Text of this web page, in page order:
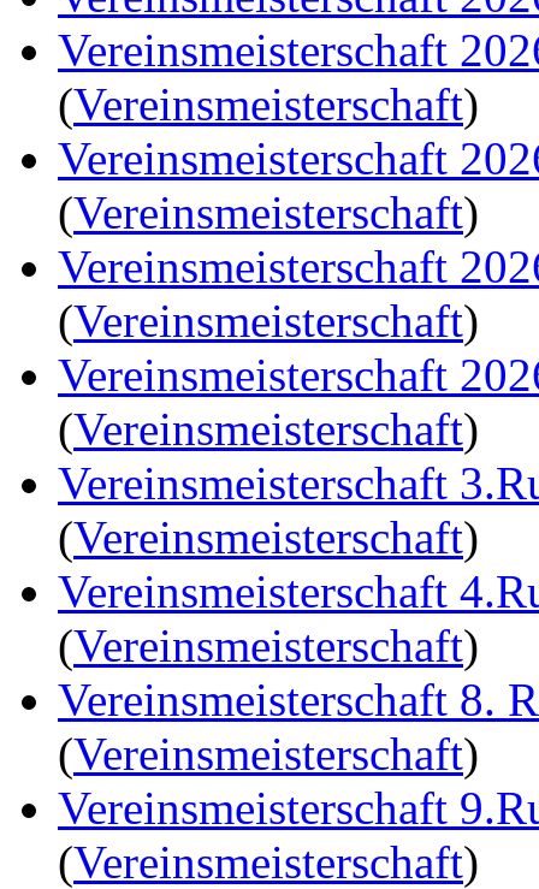
Vereinsmeisterschaft
(Vereinsmeisterschaft)
Vereinsmeisterschaft
(Vereinsmeisterschaft)
Vereinsmeisterschaft
(Vereinsmeisterschaft)
Vereinsmeisterschaft
(Vereinsmeisterschaft)
Vereinsmeisterschaft
(Vereinsmeisterschaft)
Vereinsmeisterschaft
(Vereinsmeisterschaft)
Vereinsmeisterschaft 8.
(Vereinsmeisterschaft)
Vereinsmeisterschaft
(Vereinsmeisterschaft)